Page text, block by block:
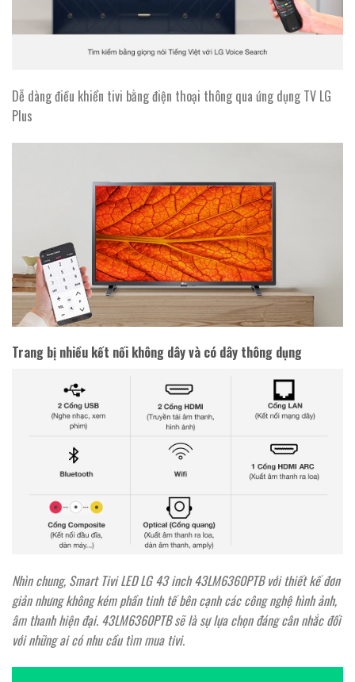
Dễ dàng điều khiển tivi bằng điện thoại thông qua ứng dụng TV LG
Plus
Trang bị nhiều kết nối không dây và có dây thông dụng
Nhìn chung, Smart Tivi LED LG 43 inch 43LM6360PTB với thiết kế đơn
giản nhưng không kém phần tinh tế bên cạnh các công nghệ hình ảnh,
âm thanh hiện đại. 43LM6360PTB sẽ là sự lựa chọn đáng cân nhắc đối
với những ai có nhu cầu tìm mua tivi.